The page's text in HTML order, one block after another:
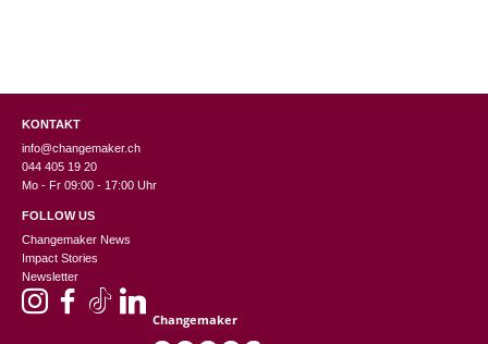
KONTAKT
info@changemaker.ch
044 405 19 20
Mo - Fr 09:00 - 17:00 Uhr
FOLLOW US
Changemaker News
Impact Stories
Newsletter
Changemaker